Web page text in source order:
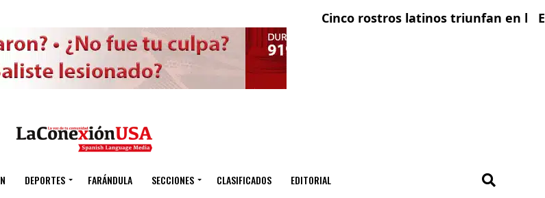
Cinco rostros latinos triunfan en la El
DEPORTES FARÁNDULA SECCIONES CLASIFICADOS EDITORIAL